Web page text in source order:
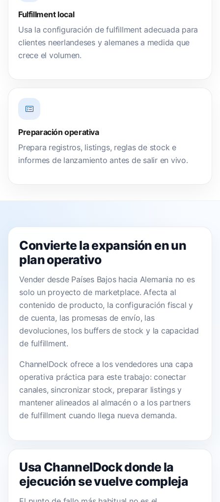
Fulfillment local
Usa la configuración de fulfillment adecuada para
clientes neerlandeses y alemanes a medida que
crece el volumen.
Preparación operativa
Prepara registros, listings, reglas de stock e
informes de lanzamiento antes de salir en vivo.
Convierte la expansión en un
plan operativo
Vender desde Países Bajos hacia Alemania no es
solo un proyecto de marketplace. Afecta al
contenido de producto, la configuración fiscal y
de cuenta, las promesas de envío, las
devoluciones, los buffers de stock y la capacidad
de fulfillment.
ChannelDock ofrece a los vendedores una capa
operativa práctica para este trabajo: conectar
canales, sincronizar stock, preparar listings y
mantener alineados al almacén o a los partners
de fulfillment cuando llega nueva demanda.
Usa ChannelDock donde la
ejecución se vuelve compleja